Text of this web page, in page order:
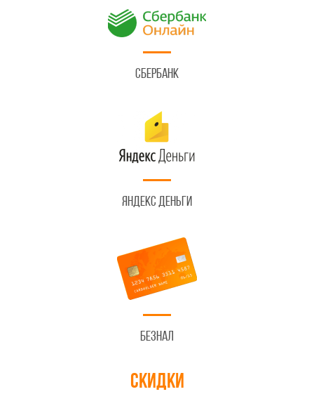
Сбербанк
Яндекс Деньги
Безнал
Скидки